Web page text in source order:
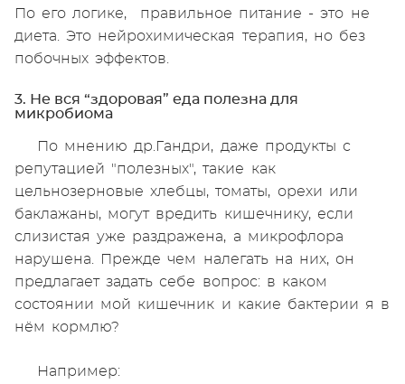
По его логике, правильное питание - это не
диета. Это нейрохимическая терапия, но без
побочных эффектов.
3. Не вся “здоровая” еда полезна для
микробиома
По мнению др.Гандри, даже продукты с
репутацией "полезных", такие как
цельнозерновые хлебцы, томаты, орехи или
баклажаны, могут вредить кишечнику, если
слизистая уже раздражена, а микрофлора
нарушена. Прежде чем налегать на них, он
предлагает задать себе вопрос: в каком
состоянии мой кишечник и какие бактерии я в
нём кормлю?
Например: